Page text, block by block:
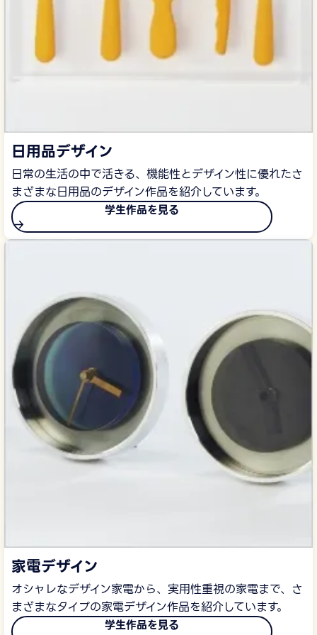
日用品デザイン
日常の生活の中で活きる、機能性とデザイン性に優れたさ
まざまな日用品のデザイン作品を紹介しています。
学生作品を見る
家電デザイン
オシャレなデザイン家電から、実用性重視の家電まで、さ
まざまなタイプの家電デザイン作品を紹介しています。
学生作品を見る